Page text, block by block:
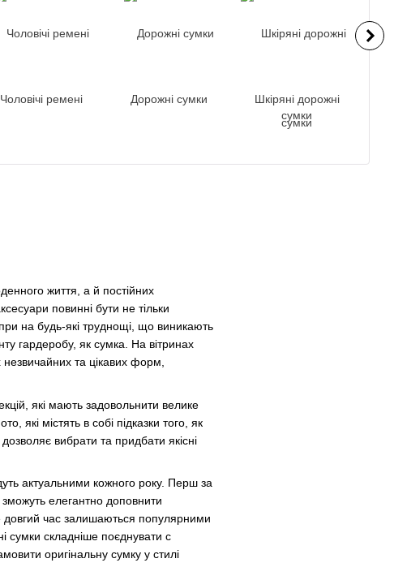
Всі бренди
Чоловічі ремені Дорожні сумки
Шкіряні дорожні
сумки
життя, а й постійних
повинні бути не тільки
на будь-які труднощі, що виникають
гардеробу, як сумка. На вітринах
незвичайних та цікавих форм,
які мають задовольнити велике
які містять в собі підказки того, як
вибрати та придбати якісні
актуальними кожного року. Перш за
елегантно доповнити
довгий час залишаються популярними
сумки складніше поєднувати с
оригінальну сумку у стилі